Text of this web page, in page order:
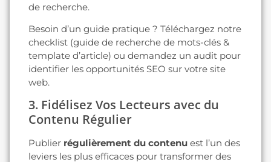
de recherche.
Besoin d’un guide pratique ? Téléchargez notre
checklist (guide de recherche de mots-clés &
template d’article) ou demandez un audit pour
identifier les opportunités SEO sur votre site
web.
3. Fidélisez Vos Lecteurs avec du
Contenu Régulier
Publier régulièrement du contenu est l’un des
leviers les plus efficaces pour transformer des